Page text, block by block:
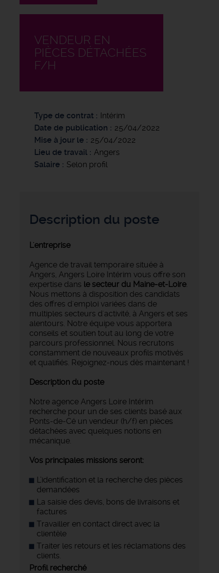
VENDEUR EN
PIÈCES DÉTACHÉES
F/H
Type de contrat
Intérim
Date de publication
25/04/2022
Mise à jour le
25/04/2022
Lieu de travail
Angers
Salaire
Selon profil
Description du poste
L'entreprise
Agence de travail temporaire située à
Angers, Angers Loire Intérim vous offre son
expertise dans le secteur du Maine-et-Loire.
Nous mettons à disposition des candidats
des offres d'emploi variées dans de
multiples secteurs d'activité, à Angers et ses
alentours. Notre équipe vous apportera
conseils et soutien tout au long de votre
parcours professionnel. Nous recrutons
constamment de nouveaux profils motivés
et qualifiés. Rejoignez-nous dès maintenant !
Description du poste
Notre agence Angers Loire Intérim
recherche pour un de ses clients basé aux
Ponts-de-Cé un vendeur (h/f) en pièces
détachées avec quelques notions en
mécanique.
Vos principales missions seront:
L’identification et la recherche des pièces
demandées
La saisie des devis, bons de livraisons et
factures
Travailler en contact direct avec la
clientèle
Traiter les retours et les réclamations des
clients.
Profil recherché